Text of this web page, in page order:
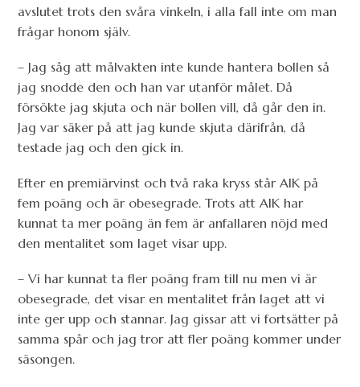
avslutet trots den svåra vinkeln, i alla fall inte om man
frågar honom själv.
– Jag såg att målvakten inte kunde hantera bollen så
jag snodde den och han var utanför målet. Då
försökte jag skjuta och när bollen vill, då går den in.
Jag var säker på att jag kunde skjuta därifrån, då
testade jag och den gick in.
Efter en premiärvinst och två raka kryss står AIK på
fem poäng och är obesegrade. Trots att AIK har
kunnat ta mer poäng än fem är anfallaren nöjd med
den mentalitet som laget visar upp.
– Vi har kunnat ta fler poäng fram till nu men vi är
obesegrade, det visar en mentalitet från laget att vi
inte ger upp och stannar. Jag gissar att vi fortsätter på
samma spår och jag tror att fler poäng kommer under
säsongen.